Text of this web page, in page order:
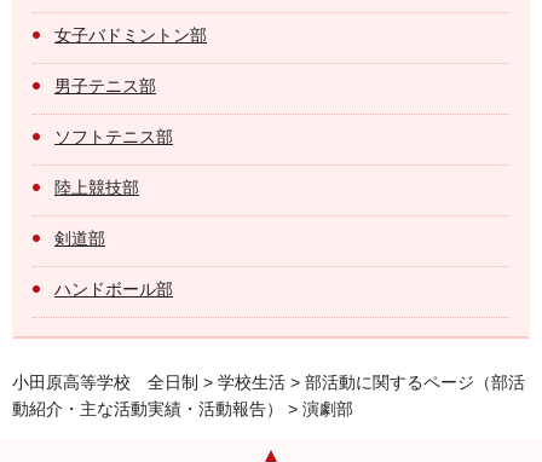
女子バドミントン部
男子テニス部
ソフトテニス部
陸上競技部
剣道部
ハンドボール部
小田原高等学校 全日制 > 学校生活 > 部活動に関するページ（部活
動紹介・主な活動実績・活動報告）
> 演劇部